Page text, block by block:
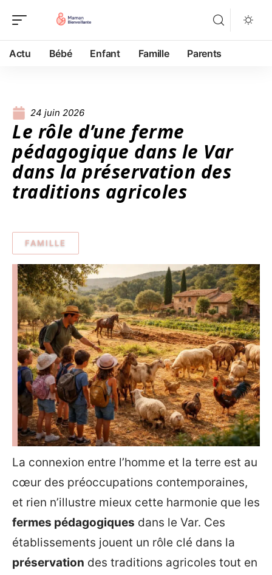
Actu Bébé Enfant Famille Parents
24 juin 2026
Le rôle d’une ferme
pédagogique dans le Var
dans la préservation des
traditions agricoles
FAMILLE
La connexion entre l’homme et la terre est au
cœur des préoccupations contemporaines,
et rien n’illustre mieux cette harmonie que les
fermes pédagogiques dans le Var. Ces
établissements jouent un rôle clé dans la
préservation des traditions agricoles tout en